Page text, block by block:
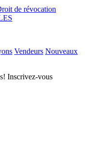
de révocation
Vendeurs Nouveaux
Inscrivez-vous